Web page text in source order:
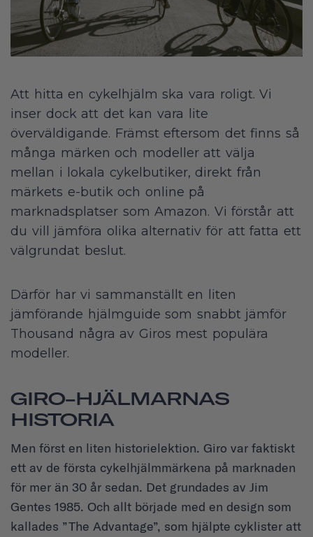
Att hitta en cykelhjälm ska vara roligt. Vi
inser dock att det kan vara lite
överväldigande. Främst eftersom det finns så
många märken och modeller att välja
mellan i lokala cykelbutiker, direkt från
märkets e-butik och online på
marknadsplatser som Amazon. Vi förstår att
du vill jämföra olika alternativ för att fatta ett
välgrundat beslut.
Därför har vi sammanställt en liten
jämförande hjälmguide som snabbt jämför
Thousand några av Giros mest populära
modeller.
GIRO-HJÄLMARNAS
HISTORIA
Men först en liten historielektion. Giro var faktiskt
ett av de första cykelhjälmmärkena på marknaden
för mer än 30 år sedan. Det grundades av Jim
Gentes 1985. Och allt började med en design som
kallades ”The Advantage”, som hjälpte cyklister att